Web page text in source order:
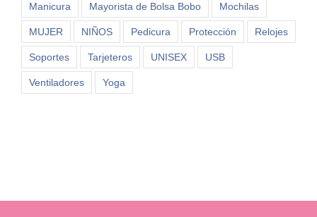
Manicura Mayorista de Bolsa Bobo Mochilas
MUJER NIÑOS Pedicura Protección Relojes
Soportes Tarjeteros UNISEX USB
Ventiladores Yoga